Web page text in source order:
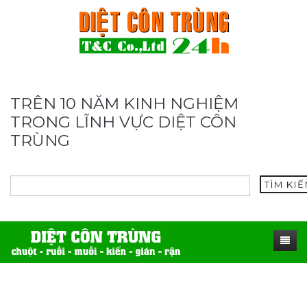
TRÊN 10 NĂM KINH NGHIỆM
TRONG LĨNH VỰC DIỆT CÔN
TRÙNG
TÌM